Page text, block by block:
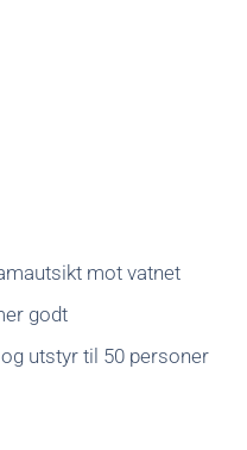
mot vatnet
godt
utstyr til 50 personer